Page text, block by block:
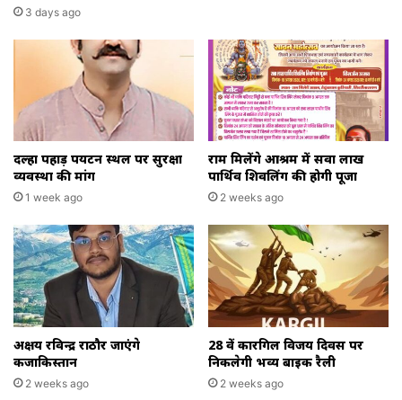
3 days ago
दल्हा पहाड़ पर्यटन स्थल पर सुरक्षा
व्यवस्था की मांग
1 week ago
राम मिलेंगे आश्रम में सवा लाख
पार्थिव शिवलिंग की होगी पूजा
2 weeks ago
अक्षय रविन्द्र राठौर जाएंगे
कजाकिस्तान
2 weeks ago
28 वें कारगिल विजय दिवस पर
निकलेगी भव्य बाइक रैली
2 weeks ago